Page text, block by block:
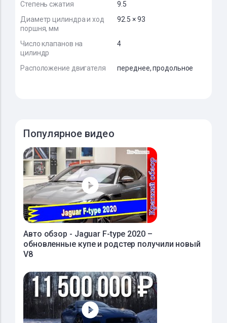
Степень сжатия
9.5
Диаметр цилиндра и ход
поршня, мм
92.5 × 93
Число клапанов на
цилиндр
4
Расположение двигателя переднее, продольное
Популярное видео
Авто обзор - Jaguar F-type 2020 –
обновленные купе и родстер получили новый
V8